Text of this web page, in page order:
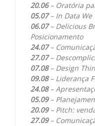
20.06– Oratória
05.07– In Data We
06.07– Delicious
Posicionamento
24.07–
27.07–
07.08– Design
09.08– Liderança
24.08–
05.09–
20.09– Pitch:
27.09–